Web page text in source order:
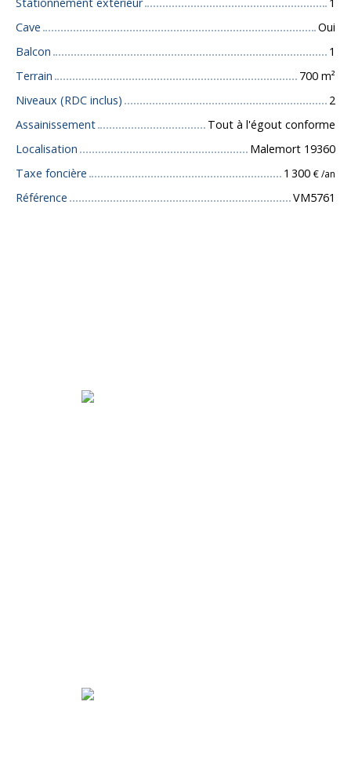
Cave
Oui
Balcon
1
Terrain
700 m²
Niveaux (RDC inclus)
2
Assainissement
Tout à l'égout conforme
Localisation
Malemort 19360
Taxe foncière
1 300 € /an
Référence VM5761